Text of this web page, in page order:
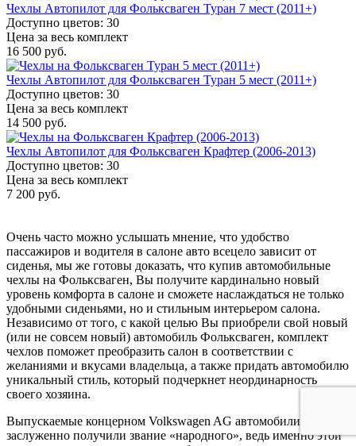
Чехлы Автопилот для Фольксваген Туран 7 мест (2011+)
Доступно цветов: 30
Цена за весь комплект
16 500 руб.
Чехлы Автопилот для Фольксваген Туран 5 мест (2011+)
Доступно цветов: 30
Цена за весь комплект
14 500 руб.
Чехлы Автопилот для Фольксваген Крафтер (2006-2013)
Доступно цветов: 30
Цена за весь комплект
7 200 руб.
Очень часто можно услышать мнение, что удобство
пассажиров и водителя в салоне авто всецело зависит от
сиденья, мы же готовы доказать, что купив автомобильные
чехлы на Фольксваген, Вы получите кардинально новый
уровень комфорта в салоне и сможете наслаждаться не только
удобными сиденьями, но и стильным интерьером салона.
Независимо от того, с какой целью Вы приобрели свой новый
(или не совсем новый) автомобиль Фольксваген, комплект
чехлов поможет преобразить салон в соответствии с
желаниями и вкусами владельца, а также придать автомобилю
уникальный стиль, который подчеркнет неординарность
своего хозяина.
Выпускаемые концерном Volkswagen AG автомобили
заслуженно получили звание «народного», ведь именно этой